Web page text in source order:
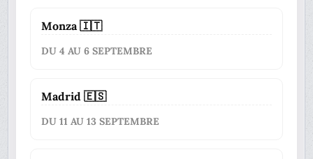
Monza 🇮🇹
DU 4 AU 6 SEPTEMBRE
Madrid 🇪🇸
DU 11 AU 13 SEPTEMBRE